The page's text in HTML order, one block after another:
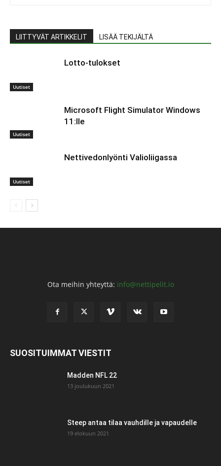
LIITTYVÄT ARTIKKELIT LISÄÄ TEKIJÄLTÄ
Uutiset
Lotto-tulokset
Uutiset
Microsoft Flight Simulator Windows
11:lle
Uutiset
Nettivedonlyönti Valioliigassa
Ota meihin yhteyttä: info@nettipelit.io
SUOSITUIMMAT VIESTIT
Madden NFL 22
13 joulukuun 2021
Steep antaa tilaa vauhdille ja vapaudelle
19 elokuun 2021